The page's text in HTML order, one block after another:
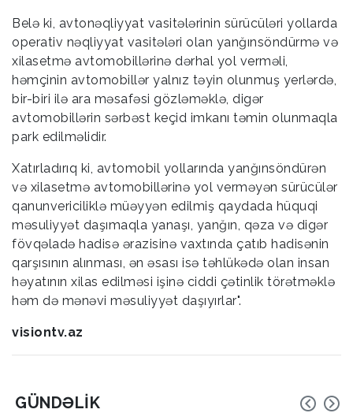
Belə ki, avtonəqliyyat vasitələrinin sürücüləri yollarda
operativ nəqliyyat vasitələri olan yanğınsöndürmə və
xilasetmə avtomobillərinə dərhal yol verməli,
həmçinin avtomobillər yalnız təyin olunmuş yerlərdə,
bir-biri ilə ara məsafəsi gözləməklə, digər
avtomobillərin sərbəst keçid imkanı təmin olunmaqla
park edilməlidir.
Xatırladırıq ki, avtomobil yollarında yanğınsöndürən
və xilasetmə avtomobillərinə yol verməyən sürücülər
qanunvericiliklə müəyyən edilmiş qaydada hüquqi
məsuliyyət daşımaqla yanaşı, yanğın, qəza və digər
fövqəladə hadisə ərazisinə vaxtında çatıb hadisənin
qarşısının alınması, ən əsası isə təhlükədə olan insan
həyatının xilas edilməsi işinə ciddi çətinlik törətməklə
həm də mənəvi məsuliyyət daşıyırlar".
visiontv.az
GÜNDƏLIK